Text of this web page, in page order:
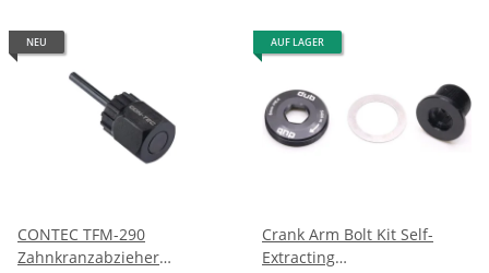
NEU
CONTEC TFM-290
Zahnkranzabzieher
AUF LAGER
Crank Arm Bolt Kit Self-
Extracting